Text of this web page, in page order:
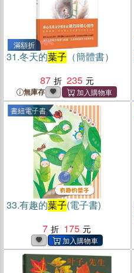
滿額折
31.冬天的葉子 （簡體書）
87
235
無庫存
書紐電子書
33.有趣的葉子(電子書)
7
175